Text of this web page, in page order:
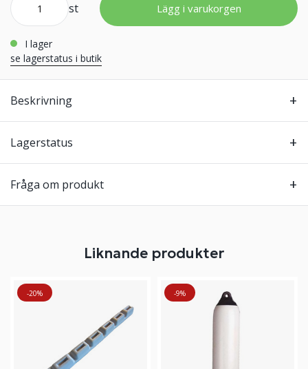
st Lägg i varukorgen
i lager
se lagerstatus i butik
Beskrivning
Lagerstatus
Fråga om produkt
Liknande produkter
-20% -9%